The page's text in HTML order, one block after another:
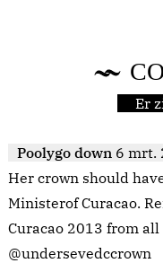
Er
Poolygo down 6 mrt.
Her crown should
Ministerof Curacao.
Curacao 2013 from
@undersevedccrown